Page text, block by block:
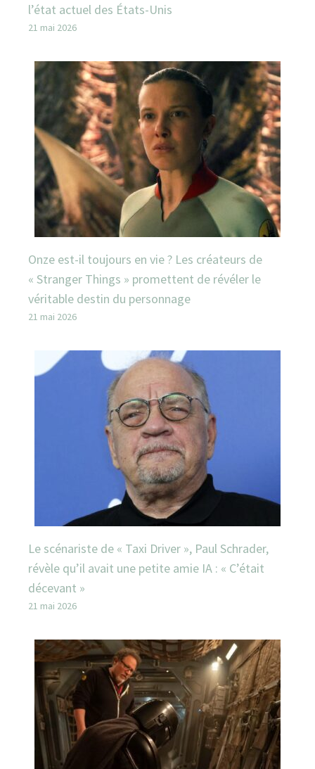
l’état actuel des États-Unis
21 mai 2026
Onze est-il toujours en vie ? Les créateurs de
« Stranger Things » promettent de révéler le
véritable destin du personnage
21 mai 2026
Le scénariste de « Taxi Driver », Paul Schrader,
révèle qu’il avait une petite amie IA : « C’était
décevant »
21 mai 2026